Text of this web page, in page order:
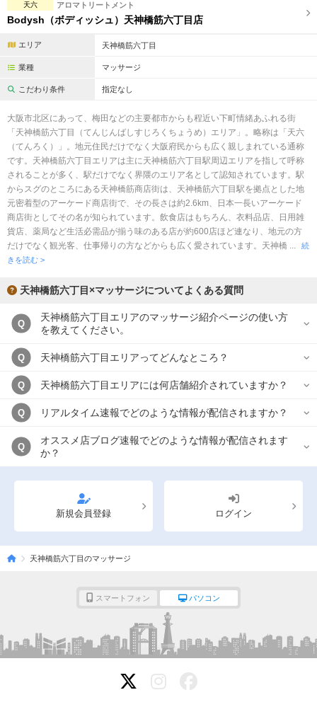
天六 アロマトリートメント
Bodysh（ボディッシュ）天神橋筋六丁目店
エリア 天神橋筋六丁目
業種 マッサージ
こだわり条件 指定なし
大阪市北区にあって、梅田などの主要都市からも程近い下町情緒あふれる街
「天神橋筋六丁目（てんじんばしすじろくちょうめ）エリア」。略称は「天六
（てんろく）」。地元住民だけでなく大阪府民からも広く親しまれている通称
です。天神橋筋六丁目エリアは主に天神橋筋六丁目駅周辺エリアを指して呼称
されることが多く、駅だけでなく界隈のエリア名として認知されています。駅
からスグのところにある天神橋筋商店街は、天神橋筋六丁目駅を拠点とした地
元密着型のアーケード商店街で、その長さは約2.6km、日本一長いアーケード
商店街としてその名が知られています。飲食店はもちろん、衣料品店、日用雑
貨店、薬局など生活必需品が揃う味のある店が約600店ほど連なり、地元の方
だけでなく観光客、仕事帰りの方などからも広く愛されています。天神橋 ...
続
きを読む >
天神橋筋六丁目×マッサージについてよくある質問
Q
天神橋筋六丁目エリアのマッサージ紹介ページの使い方
を教えてください。
Q 天神橋筋六丁目エリアってどんなところ？
Q 天神橋筋六丁目エリアには何店舗紹介されていますか？
Q リアルタイム速報でどのような情報が配信されますか？
Q
オススメ店ブログ速報でどのような情報が配信されます
か？
新規会員登録 ログイン
天神橋筋六丁目のマッサージ
スマートフォン パソコン